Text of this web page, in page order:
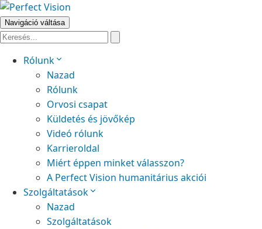
Navigáció váltása
Rólunk
Nazad
Rólunk
Orvosi csapat
Küldetés és jövőkép
Videó rólunk
Karrieroldal
Miért éppen minket válasszon?
A Perfect Vision humanitárius akciói
Szolgáltatások
Nazad
Szolgáltatások